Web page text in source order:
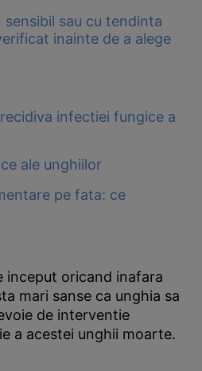
sau cu tendinta
inainte de a alege
infectiei fungice a
ale unghiilor
pe fata: ce
inceput oricand inafara
mari sanse ca unghia sa
de interventie
a acestei unghii moarte.